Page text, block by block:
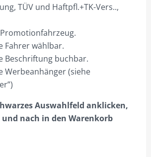
TÜV und Haftpfl.+TK-Vers..,
Fahrer wählbar.
Beschriftung buchbar.
Werbeanhänger (siehe
Auswahlfeld anklicken,
nach in den Warenkorb